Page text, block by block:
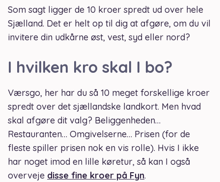
Som sagt ligger de 10 kroer spredt ud over hele
Sjælland. Det er helt op til dig at afgøre, om du vil
invitere din udkårne øst, vest, syd eller nord?
I hvilken kro skal I bo?
Værsgo, her har du så 10 meget forskellige kroer
spredt over det sjællandske landkort. Men hvad
skal afgøre dit valg? Beliggenheden…
Restauranten… Omgivelserne… Prisen (for de
fleste spiller prisen nok en vis rolle). Hvis I ikke
har noget imod en lille køretur, så kan I også
overveje disse fine kroer på Fyn.